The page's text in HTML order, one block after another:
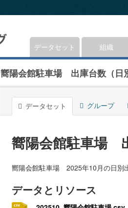
データセット 組織
嚮陽会館駐車場 出庫台数（日
データセット グループ
嚮陽会館駐車場
嚮陽会館駐車場 2025年10月の日別
データとリソース